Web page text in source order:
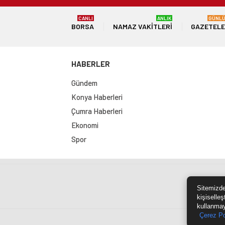
BORSA
CANLI
NAMAZ VAKITLERI
ANLIK
HABERLER
Gündem
Konya Haberleri
Çumra Haberleri
Ekonomi
Spor
Çerez